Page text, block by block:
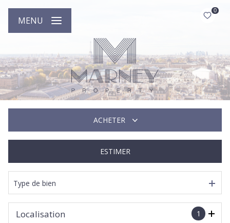
0
MENU
ACHETER
DE L'IMMO PRO
ESTIMER
Type de bien
1
Localisation